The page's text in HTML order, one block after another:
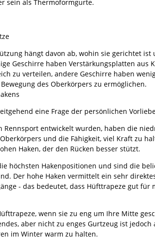
sein als Thermoformgurte.
hängt davon ab, wohin sie gerichtet
Geschirre haben Verstärkungsplatten aus
zu verteilen, andere Geschirre haben
des Oberkörpers zu ermöglichen.
eine Frage der persönlichen
Rennsport entwickelt wurden, haben die
und die Fähigkeit, viel Kraft zu
Haken, der den Rücken besser stützt.
höchsten Hakenpositionen und sind die
Der hohe Haken vermittelt ein sehr
- das bedeutet, dass Hüfttrapeze gut für
wenn sie zu eng um Ihre Mitte
aber nicht zu enges Gurtzeug ist
im Winter warm zu halten.